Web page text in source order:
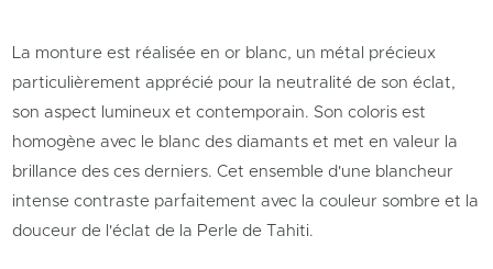
La monture est réalisée en or blanc, un métal précieux
particulièrement apprécié pour la neutralité de son éclat,
son aspect lumineux et contemporain. Son coloris est
homogène avec le blanc des diamants et met en valeur la
brillance des ces derniers. Cet ensemble d'une blancheur
intense contraste parfaitement avec la couleur sombre et la
douceur de l'éclat de la Perle de Tahiti.